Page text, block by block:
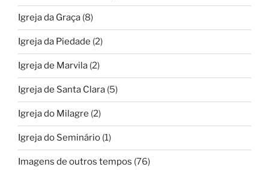
Igreja da Graça (8)
Igreja da Piedade (2)
Igreja de Marvila (2)
Igreja de Santa Clara (5)
Igreja do Milagre (2)
Igreja do Seminário (1)
Imagens de outros tempos (76)